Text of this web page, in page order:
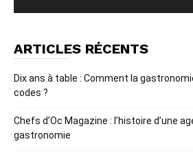
ARTICLES RÉCENTS
Dix ans à table : Comment la
codes ?
Chefs d’Oc Magazine : l’histoire d’une
gastronomie